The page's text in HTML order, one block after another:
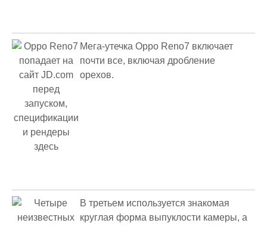
Мега-утечка Oppo Reno7 включает
почти все, включая дробление
орехов.
В третьем используется знакомая
круглая форма выпуклости камеры, а